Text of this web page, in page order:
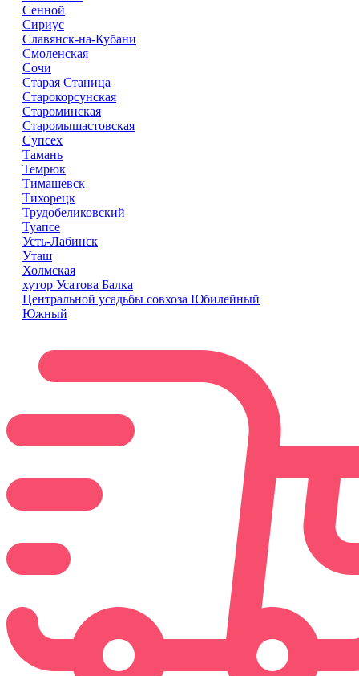
Сенной
Сириус
Славянск-на-Кубани
Смоленская
Сочи
Старая Станица
Старокорсунская
Староминская
Старомышастовская
Супсех
Тамань
Темрюк
Тимашевск
Тихорецк
Трудобеликовский
Туапсе
Усть-Лабинск
Уташ
Холмская
хутор Усатова Балка
Центральной усадьбы совхоза Юбилейный
Южный